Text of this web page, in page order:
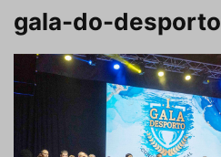
gala-do-desporto